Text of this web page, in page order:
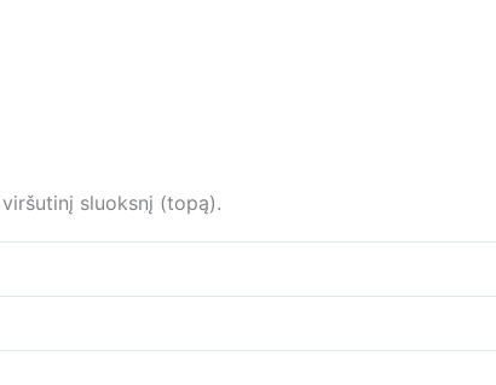
sluoksnį (topą).